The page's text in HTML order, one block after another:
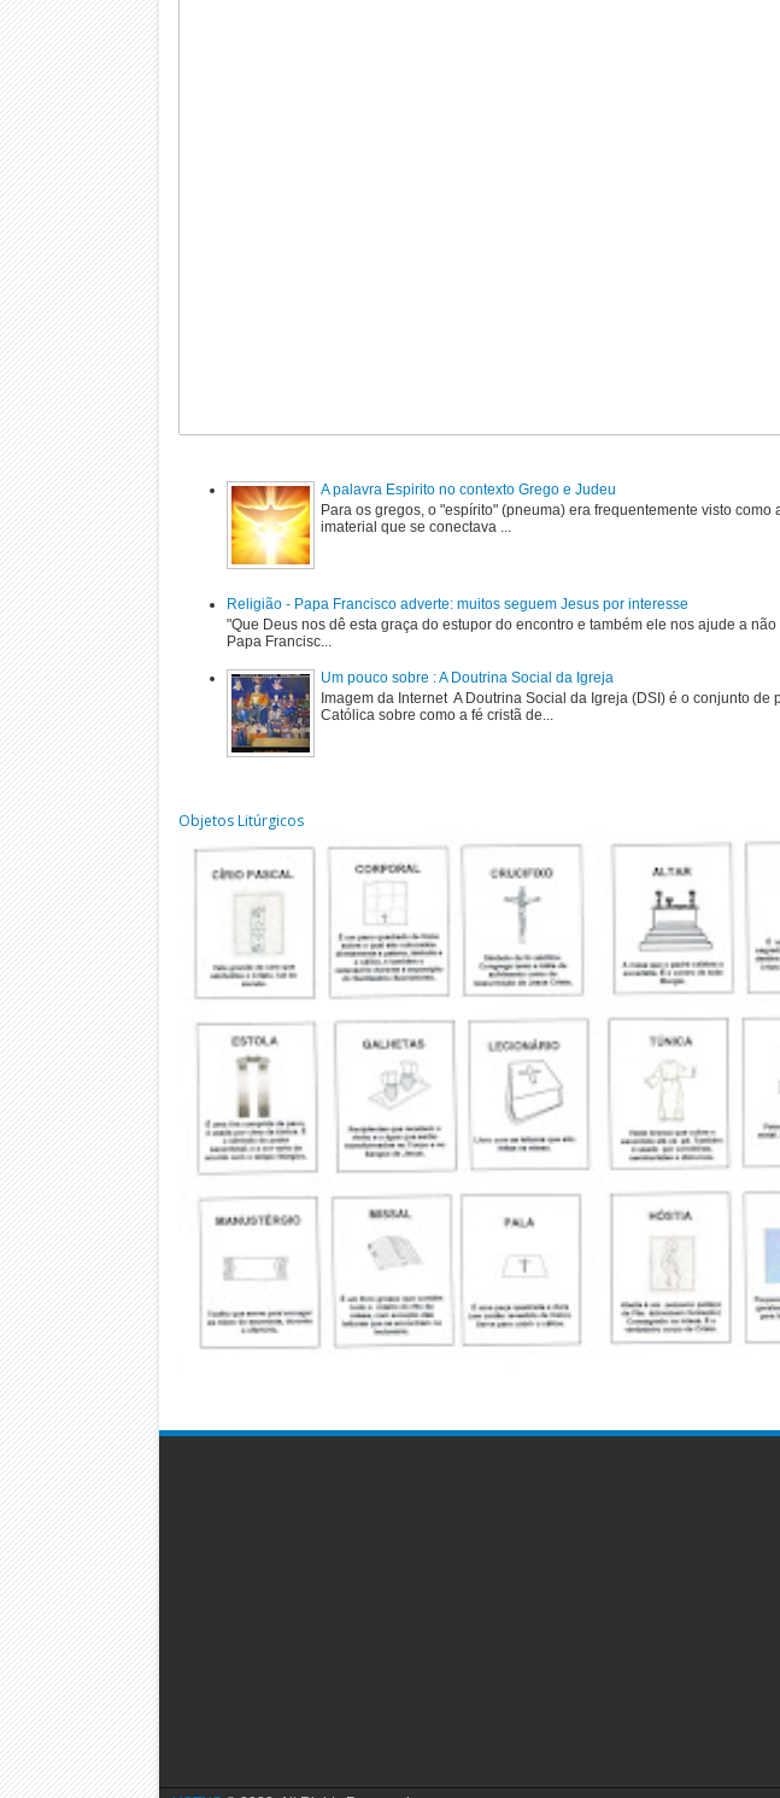
A palavra Espirito no contexto Grego e Judeu
Para os gregos, o "espírito" (pneuma) era frequentemente visto
imaterial que se conectava ...
Religião - Papa Francisco adverte: muitos seguem Jesus por interesse
"Que Deus nos dê esta graça do estupor do encontro e também ele nos ajude a
Papa Francisc...
Um pouco sobre : A Doutrina Social da Igreja
Imagem da Internet A Doutrina Social da Igreja (DSI) é o conjunto de
Católica sobre como a fé cristã de...
Objetos Litúrgicos